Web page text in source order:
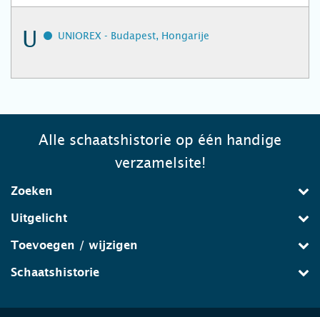
U UNIOREX - Budapest, Hongarije
Alle schaatshistorie op één handige
verzamelsite!
Zoeken
Uitgelicht
Toevoegen / wijzigen
Schaatshistorie